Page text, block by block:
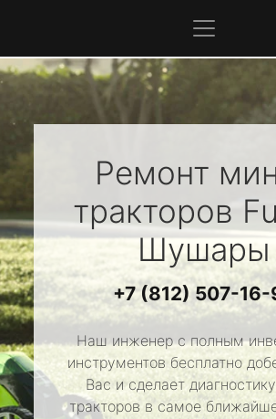
Ремонт
тракторов
Шушары
+7 (812) 507-16-
Наш инженер с полным
инструментов бесплатно
Вас и сделает
тракторов в самое